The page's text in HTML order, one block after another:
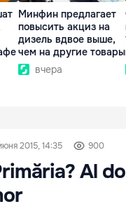
Минфин предлагает
повысить акциз на
дизель вдвое выше,
чем на другие товары
вчера
2015, 14:35 900
Al